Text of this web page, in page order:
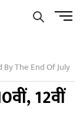
Menu
The End Of July
12वीं